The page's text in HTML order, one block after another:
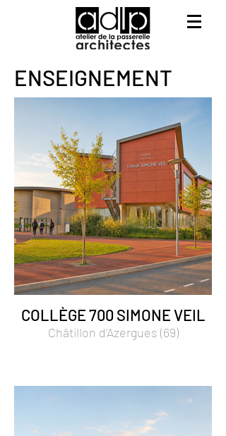
ENSEIGNEMENT
COLLÈGE 700 SIMONE VEIL
Châtillon d'Azergues (69)